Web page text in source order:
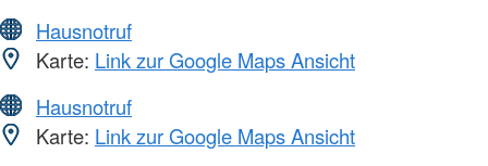
Hausnotruf
Karte: Link zur Google Maps Ansicht
Hausnotruf
Karte: Link zur Google Maps Ansicht